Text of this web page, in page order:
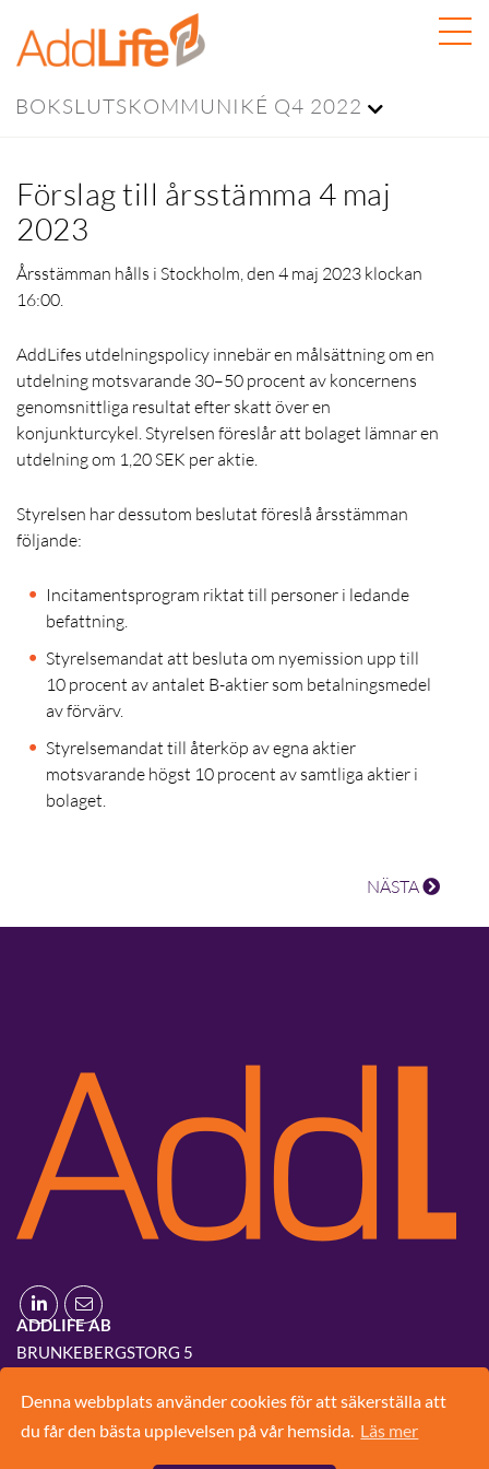
Denna webbplats använder cookies för att säkerställa att
du får den bästa upplevelsen på vår hemsida. Läs mer
BOKSLUTSKOMMUNIKÉ Q4 2022
Förslag till årsstämma 4 maj
2023
Årsstämman hålls i Stockholm, den 4 maj 2023 klockan
16:00.
AddLifes utdelningspolicy innebär en målsättning om en
utdelning motsvarande 30–50 procent av koncernens
genomsnittliga resultat efter skatt över en
konjunkturcykel. Styrelsen föreslår att bolaget lämnar en
utdelning om 1,20 SEK per aktie.
Styrelsen har dessutom beslutat föreslå årsstämman
följande:
Incitamentsprogram riktat till personer i ledande
befattning.
Styrelsemandat att besluta om nyemission upp till
10 procent av antalet B-aktier som betalningsmedel
av förvärv.
Styrelsemandat till återköp av egna aktier
motsvarande högst 10 procent av samtliga aktier i
bolaget.
NÄSTA
ADDLIFE AB
BRUNKEBERGSTORG 5
08-420 03 830
INFO@ADD.LIFE